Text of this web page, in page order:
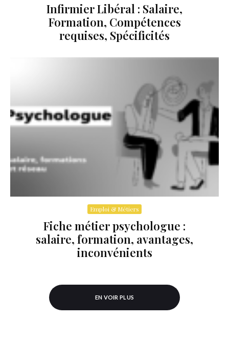
Infirmier Libéral : Salaire,
Formation, Compétences
requises, Spécificités
Emploi & Métiers
Fiche métier psychologue :
salaire, formation, avantages,
inconvénients
EN VOIR PLUS